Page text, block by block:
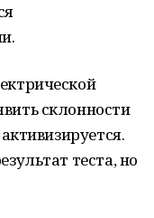
склонности
теста, но